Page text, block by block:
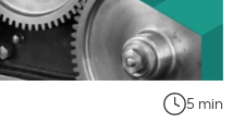
5 min